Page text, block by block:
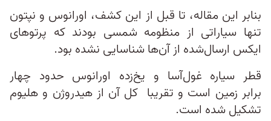
بنابر این مقاله، تا قبل از این کشف، اورانوس و نپتون
تنها سیاراتی از منظومه شمسی بودند که پرتوهای
ایکس ارسال‌شده از آن‌ها شناسایی نشده بود.
قطر سیاره غول‌آسا و یخ‌زده اورانوس حدود چهار
برابر زمین است و تقریبا کل آن از هیدروژن و هلیوم
تشکیل شده است.